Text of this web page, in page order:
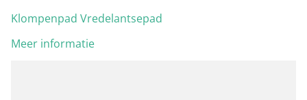
Klompenpad Vredelantsepad
Meer informatie